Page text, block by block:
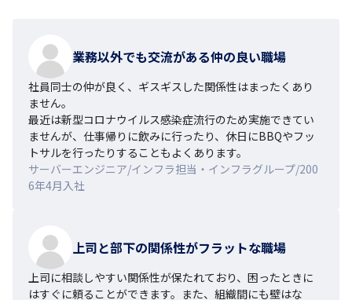
業務以外でも交流がある仲の良い職場
社員同士の仲が良く、ギスギスした関係性はまったくあり
ません。
最近は新型コロナウイルス感染症流行のため実施できてい
ませんが、仕事帰りに飲みに行ったり、休日にBBQやフッ
トサルを行ったりすることもよくあります。
サーバーエンジニア/インフラ担当・インフラグループ/200
6年4月入社
上司と部下の関係性がフラットな職場
上司に相談しやすい関係性が保たれており、困ったときに
はすぐに頼ることができます。また、組織間にも壁はな